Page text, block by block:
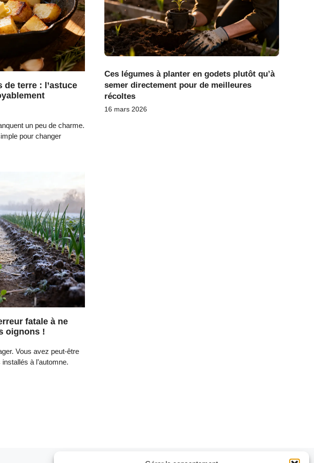
de terre : l’astuce
un peu de charme.
pour changer
fatale à ne
oignons !
Vous avez peut‑être
à l’automne.
Ces légumes à planter en godets plutôt qu’à
semer directement pour de meilleures
récoltes
16 mars 2026